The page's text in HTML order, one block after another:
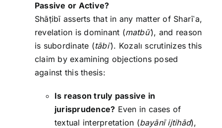
Passive or Active?
Shāṭibī asserts that in any matter of Sharīʿa,
revelation is dominant (matbūʿ), and reason
is subordinate (tābiʿ). Kozalı scrutinizes this
claim by examining objections posed
against this thesis:
Is reason truly passive in
jurisprudence? Even in cases of
textual interpretation (bayānī ijtihād),